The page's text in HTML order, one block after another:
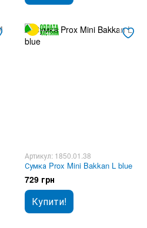
Артикул: 1850.01.38
Сумка Prox Mini Bakkan L blue
729 грн
Купити!